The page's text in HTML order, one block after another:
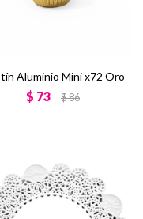
Aluminio Mini x72 Oro
$ 73 $86